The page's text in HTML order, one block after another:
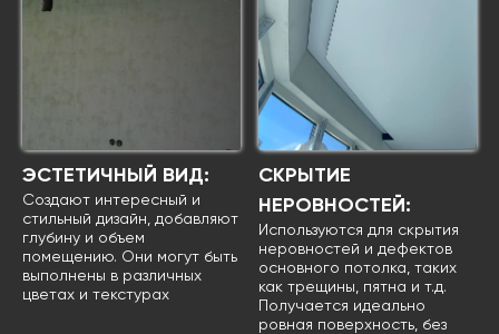
ЭСТЕТИЧНЫЙ ВИД:
Создают интересный и
стильный дизайн, добавляют
глубину и объем
помещению. Они могут быть
выполнены в различных
цветах и текстурах
СКРЫТИЕ
НЕРОВНОСТЕЙ:
Используются для скрытия
неровностей и дефектов
основного потолка, таких
как трещины, пятна и т.д.
Получается идеально
ровная поверхность, без